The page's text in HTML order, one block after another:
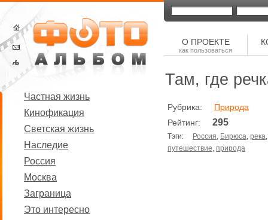
Частная жизнь
Кинофикация
Светская жизнь
Наследие
Россия
Москва
Заграница
Это интересно
О ПРОЕКТЕ
как пользоваться
Там, где
Рубрика: Природа
Рейтинг: 295
Тэги: Россия, Бирюса, река
путешествие, природа